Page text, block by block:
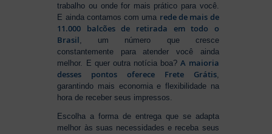
trabalho ou onde for mais prático para você.
E ainda contamos com uma rede de mais de
11.000 balcões de retirada em todo o
Brasil , um número que cresce
constantemente para atender você ainda
melhor. E quer outra notícia boa?A maioria
desses pontos oferece Frete Grátis,
garantindo mais economia e flexibilidade na
hora de receber seus impressos.
Escolha a forma de entrega que se adapta
melhor às suas necessidades e receba seus